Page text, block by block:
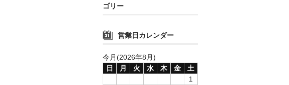
ゴリー
営業日カレンダー
今月(2026年8月)
日
月 火 水 木 金
土
1